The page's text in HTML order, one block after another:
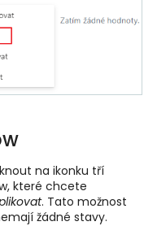
na ikonku tří
které chcete
. Tato možnost
žádné stavy.